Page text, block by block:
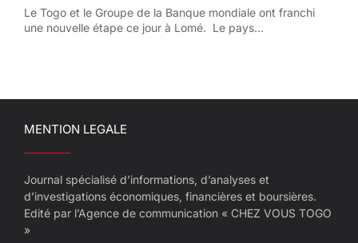
Le Togo et le Groupe de la Banque mondiale ont franchi
une nouvelle étape ce jour à Lomé. Le pays...
MENTION LEGALE
Journal spécialisé d’informations, d’analyses et
d’investigations économiques, financières et boursières.
Edité par l’Agence de communication « CHEZ VOUS TOGO
»